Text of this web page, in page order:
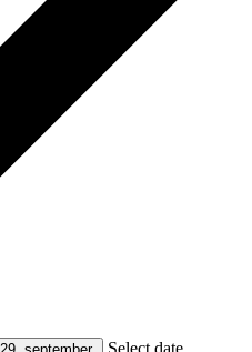
Select date.